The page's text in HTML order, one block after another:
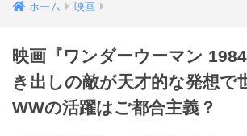
ホーム 映画
映画『ワンダーウーマン
き出しの敵が天才的な発想で
WWの活躍はご都合主義？